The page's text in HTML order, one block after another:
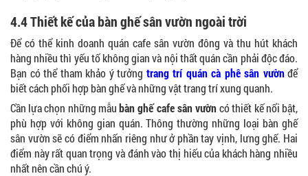
4.4 Thiết kế của bàn ghế sân vườn ngoài trời
Để có thể kinh doanh quán cafe sân vườn đông và thu hút khách
hàng nhiều thì yếu tố không gian và nội thất quán cần phải độc đáo.
Bạn có thể tham khảo ý tưởng trang trí quán cà phê sân vườnđể
biết cách phối hợp bàn ghế và những vật trang trí xung quanh.
Cần lựa chọn những mẫubàn ghế cafe sân vườncó thiết kế nổi bật,
phù hợp với không gian quán. Thông thường những loại bàn ghế
sân vườn sẽ có điểm nhấn riêng như ở phần tay vịnh, lưng ghế. Hai
điểm này rất quan trọng và đánh vào thị hiếu của khách hàng nhiều
nhất nên cần chú ý.